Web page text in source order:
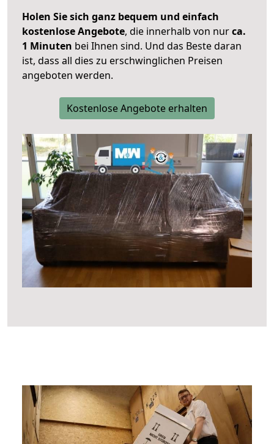
Holen Sie sich ganz bequem und einfach
kostenlose Angebote, die innerhalb von nurca.
1 Minuten bei Ihnen sind. Und das Beste daran
ist, dass all dies zu erschwinglichen Preisen
angeboten werden.
Kostenlose Angebote erhalten